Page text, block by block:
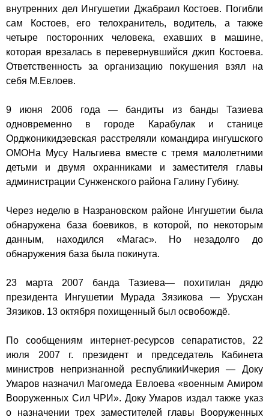
внутренних дел Ингушетии Джабраил Костоев. Погибли
сам Костоев, его телохранитель, водитель, а также
четыре посторонних человека, ехавших в машине,
которая врезалась в перевернувшийся джип Костоева.
Ответственность за организацию покушения взял на
себя М.Евлоев.
9 июня 2006 года — бандиты из банды Тазиева
одновременно в городе
Карабулаки станице
Орджоникидзевская расстреляли командира ингушского
ОМОНа Мусу Нальгиева вместе с тремя малолетними
детьми и двумя охранниками и заместителя главы
администрации Сунженского района Галину Губину.
Через неделю в Назрановском районе Ингушетии была
обнаружена база боевиков, в которой, по некоторым
данным, находился «Магас». Но незадолго до
обнаружения база была покинута.
23 марта 2007 банда Тазиева— похитилан дядю
президента Ингушетии Мурада Зязикова — Урусхан
Зязиков. 13 октября похищенный был освобождё.
По сообщениям интернет-ресурсов сепаратистов, 22
июля 2007 г. президент и председатель Кабинета
министров непризнанной республикиИчкерия — Доку
Умаров назначил Магомеда Евлоева «военным Амиром
Вооруженных Сил ЧРИ». Доку Умаров издал также указ
о назначении трех заместителей главы Вооруженных